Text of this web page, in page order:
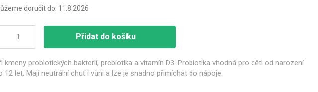
doručit do: 11.8.2026
Přidat do košíku
kmeny probiotických bakterií, prebiotika a vitamín D3. Probiotika vhodná pro děti od narození
12 let. Mají neutrální chuť i vůni a lze je snadno přimíchat do nápoje.